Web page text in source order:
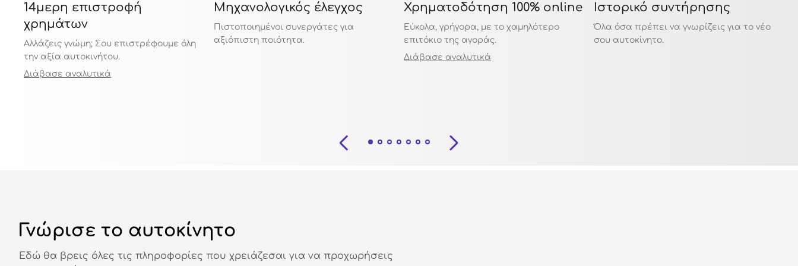
14μερη επιστροφή
χρημάτων
Αλλάζεις γνώμη; Σου επιστρέφουμε όλη
την αξία αυτοκινήτου.
Διάβασε αναλυτικά
Μηχανολογικός έλεγχος
Πιστοποιημένοι συνεργάτες για
αξιόπιστη ποιότητα.
Χρηματοδότηση 100% online
Εύκολα, γρήγορα, με το χαμηλότερο
επιτόκιο της αγοράς.
Διάβασε αναλυτικά
Ιστορικό συντήρησης
Όλα όσα πρέπει να γνωρίζεις για το νέο
σου αυτοκίνητο.
Γνώρισε το αυτοκίνητο
Εδώ θα βρεις όλες τις πληροφορίες που χρειάζεσαι για να προχωρήσεις